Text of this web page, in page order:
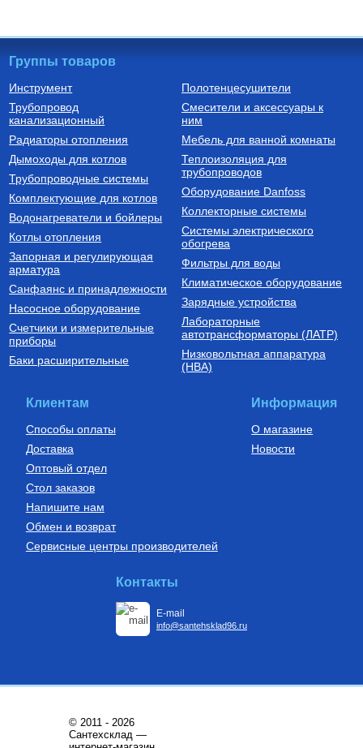
Группы товаров
Инструмент
Трубопровод
канализационный
Радиаторы отопления
Дымоходы для котлов
Трубопроводные системы
Комплектующие для котлов
Водонагреватели и бойлеры
Котлы отопления
Запорная и регулирующая
арматура
Санфаянс и принадлежности
Насосное оборудование
Счетчики и измерительные
приборы
Баки расширительные
Полотенцесушители
Смесители и аксессуары к
ним
Мебель для ванной комнаты
Теплоизоляция для
трубопроводов
Оборудование Danfoss
Коллекторные системы
Системы электрического
обогрева
Фильтры для воды
Климатическое оборудование
Зарядные устройства
Лабораторные
автотрансформаторы (ЛАТР)
Низковольтная аппаратура
(НВА)
Клиентам
Способы оплаты
Доставка
Оптовый отдел
Стол заказов
Напишите нам
Обмен и возврат
Сервисные центры производителей
Информация
О магазине
Новости
Контакты
E-mail
info@santehsklad96.ru
© 2011 - 2026
Сантехсклад —